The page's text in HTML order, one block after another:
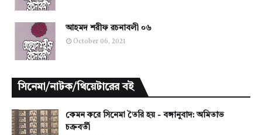
আহমদ শরীফ রচনাবলী ০৬
October 06, 2021
সিনেমা/নাটক/থিয়েটারের বই
কেমন করে সিনেমা তৈরি হয় - বঙ্গানুবাদ: অমিতাভ
চক্রবর্তী